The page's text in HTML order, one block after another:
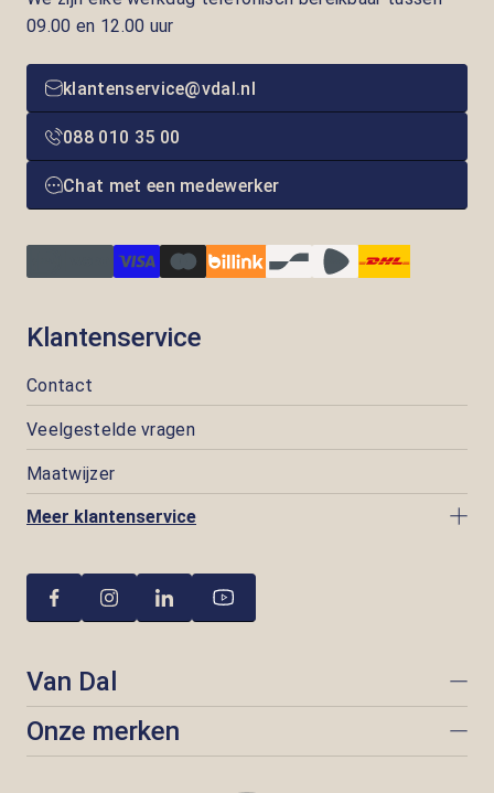
09.00 en 12.00 uur
klantenservice@vdal.nl
088 010 35 00
Chat met een medewerker
Klantenservice
Contact
Veelgestelde vragen
Maatwijzer
Meer klantenservice
Van Dal
Onze merken